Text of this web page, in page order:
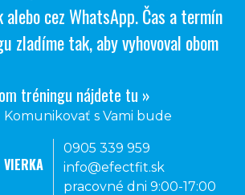
alebo cezWhatsApp. Čas a termín
zladíme tak, aby vyhovoval obom
tréningu nájdete tu »
Komunikovať s Vami bude
VIERKA
0905 339 959
info@efectfit.sk
pracovné dni 9:00-17:00